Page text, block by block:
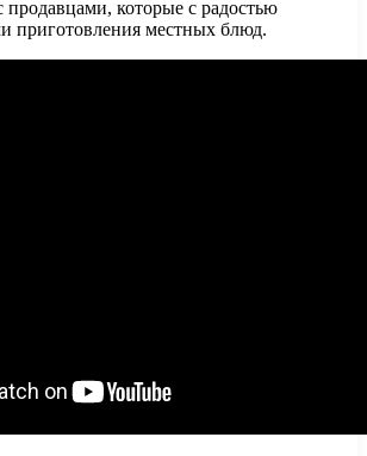
продавцами, которые с радостью
приготовления местных блюд.